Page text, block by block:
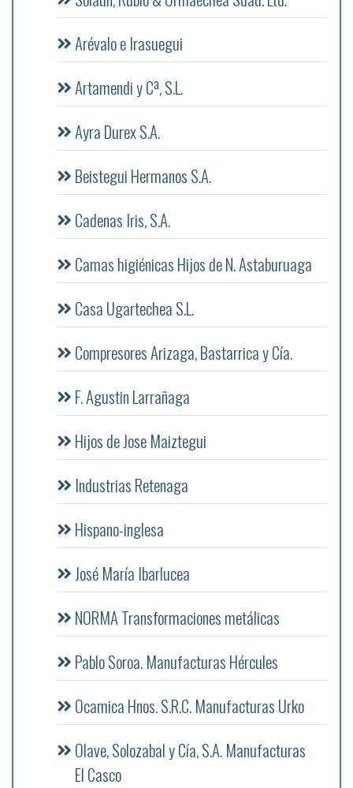
Arévalo e Irasuegui
Artamendi y Cª, S.L.
Ayra Durex S.A.
Beistegui Hermanos S.A.
Cadenas Iris, S.A.
Camas higiénicas Hijos de N. Astaburuaga
Casa Ugartechea S.L.
Compresores Arizaga, Bastarrica y Cía.
F. Agustin Larrañaga
Hijos de Jose Maiztegui
Industrias Retenaga
Hispano-inglesa
José María Ibarlucea
NORMA Transformaciones metálicas
Pablo Soroa. Manufacturas Hércules
Ocamica Hnos. S.R.C. Manufacturas Urko
Olave, Solozabal y Cía, S.A. Manufacturas
El Casco